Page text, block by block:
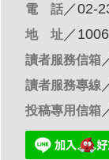
電 話／02-
地 址／
讀者服務信箱
讀者服務專線
投稿專用信箱